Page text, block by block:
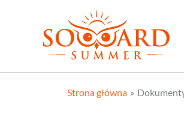
Strona główna